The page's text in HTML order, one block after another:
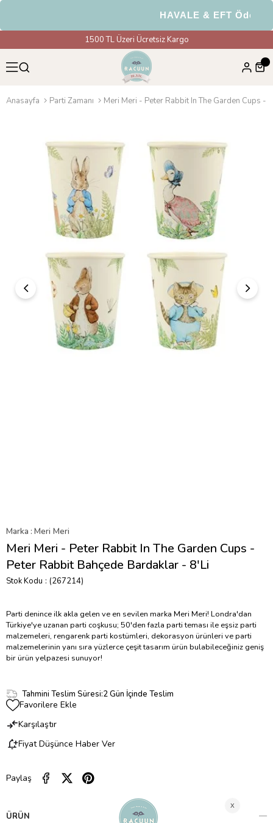
HAVALE & EFT
1500 TL Üzeri Ücretsiz Kargo
Anasayfa Parti Zamanı
Marka : Meri Meri
Meri Meri - Peter Rabbit In The Garden Cups -
Peter Rabbit Bahçede Bardaklar - 8'Li
Stok Kodu (267214)
Parti denince ilk akla gelen ve en sevilen marka Meri Meri! Londra'dan
Türkiye'ye uzanan parti coşkusu; 50'den fazla parti teması ile eşsiz parti
malzemeleri, rengarenk parti kostümleri, dekorasyon ürünleri ve parti
malzemelerinin yanı sıra yüzlerce çeşit tasarım ürün bulabileceğiniz geniş
bir ürün yelpazesi sunuyor!
Tahmini Teslim Süresi:2 Gün İçinde Teslim
Favorilere Ekle
Karşılaştır
Fiyat Düşünce Haber Ver
Paylaş
ÜRÜN ÖZELLIKLERI